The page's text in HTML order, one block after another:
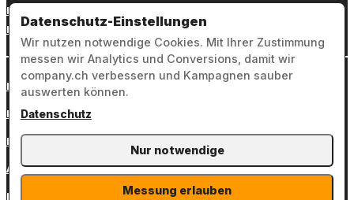
Kinderbetreuung
Kosmetik
Zahnarzt
Login
Impressum
Datenschutz
AGB
Kontakt
Datenschutz-Einstellungen
Wir nutzen notwendige Cookies. Mit Ihrer Zustimmung
messen wir Analytics und Conversions, damit wir
company.ch verbessern und Kampagnen sauber
auswerten können.
Datenschutz
Nur notwendige
Messung erlauben